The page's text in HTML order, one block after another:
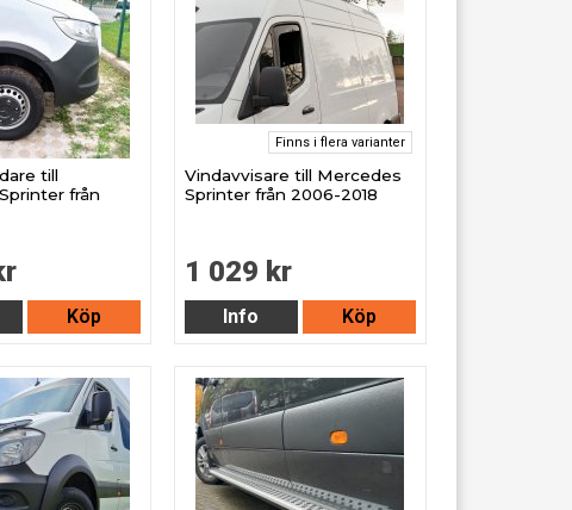
till
från
Köp
Finns i flera varianter
Vindavvisare till Mercedes
Sprinter från 2006-2018
1 029 kr
Info Köp